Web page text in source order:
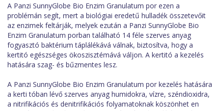
A Panzi SunnyGlobe Bio Enzim Granulatum por ezen a
problémán segít, mert a biológiai eredetű hulladék összetevőit
az enzimek feltárják, melyek ezután a Panzi SunnyGlobe Bio
Enzim Granulatum porban található 14 féle szerves anyag
fogyasztó baktérium táplálékává válnak, biztosítva, hogy a
kertitó egészséges ökoszisztémává váljon. A kertitó a kezelés
hatására szag- és bűzmentes lesz.
A Panzi SunnyGlobe Bio Enzim Granulatum por kezelés hatására
a kerti tóban lévő szerves anyag humidokra, vízre, széndioxidra,
a nitrifikációs és denitrifikációs folyamatoknak köszönhet en